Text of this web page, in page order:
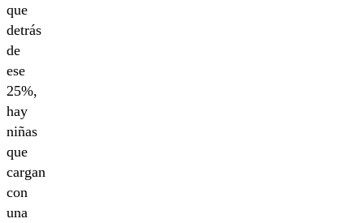
que
detrás
de
ese
25%,
hay
niñas
que
cargan
con
una